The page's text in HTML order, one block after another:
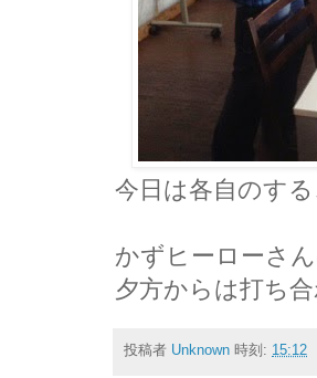
今日は各自のする
かずヒーローさん
夕方からは打ち
投稿者 Unknown 時刻: 15:12